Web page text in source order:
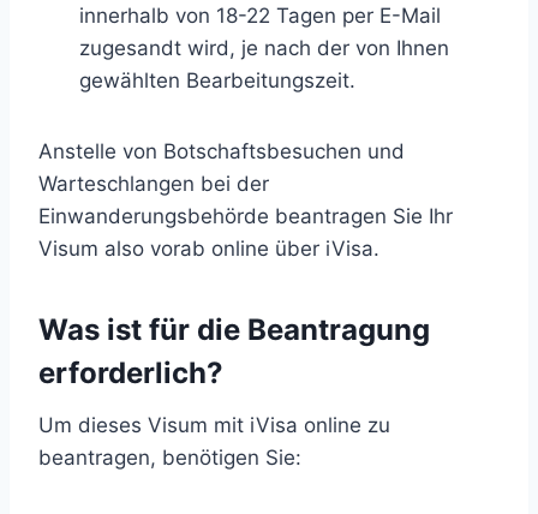
innerhalb von 18-22 Tagen per E-Mail
zugesandt wird, je nach der von Ihnen
gewählten Bearbeitungszeit.
Anstelle von Botschaftsbesuchen und
Warteschlangen bei der
Einwanderungsbehörde beantragen Sie Ihr
Visum also vorab online über iVisa.
Was ist für die Beantragung
erforderlich?
Um dieses Visum mit iVisa online zu
beantragen, benötigen Sie: